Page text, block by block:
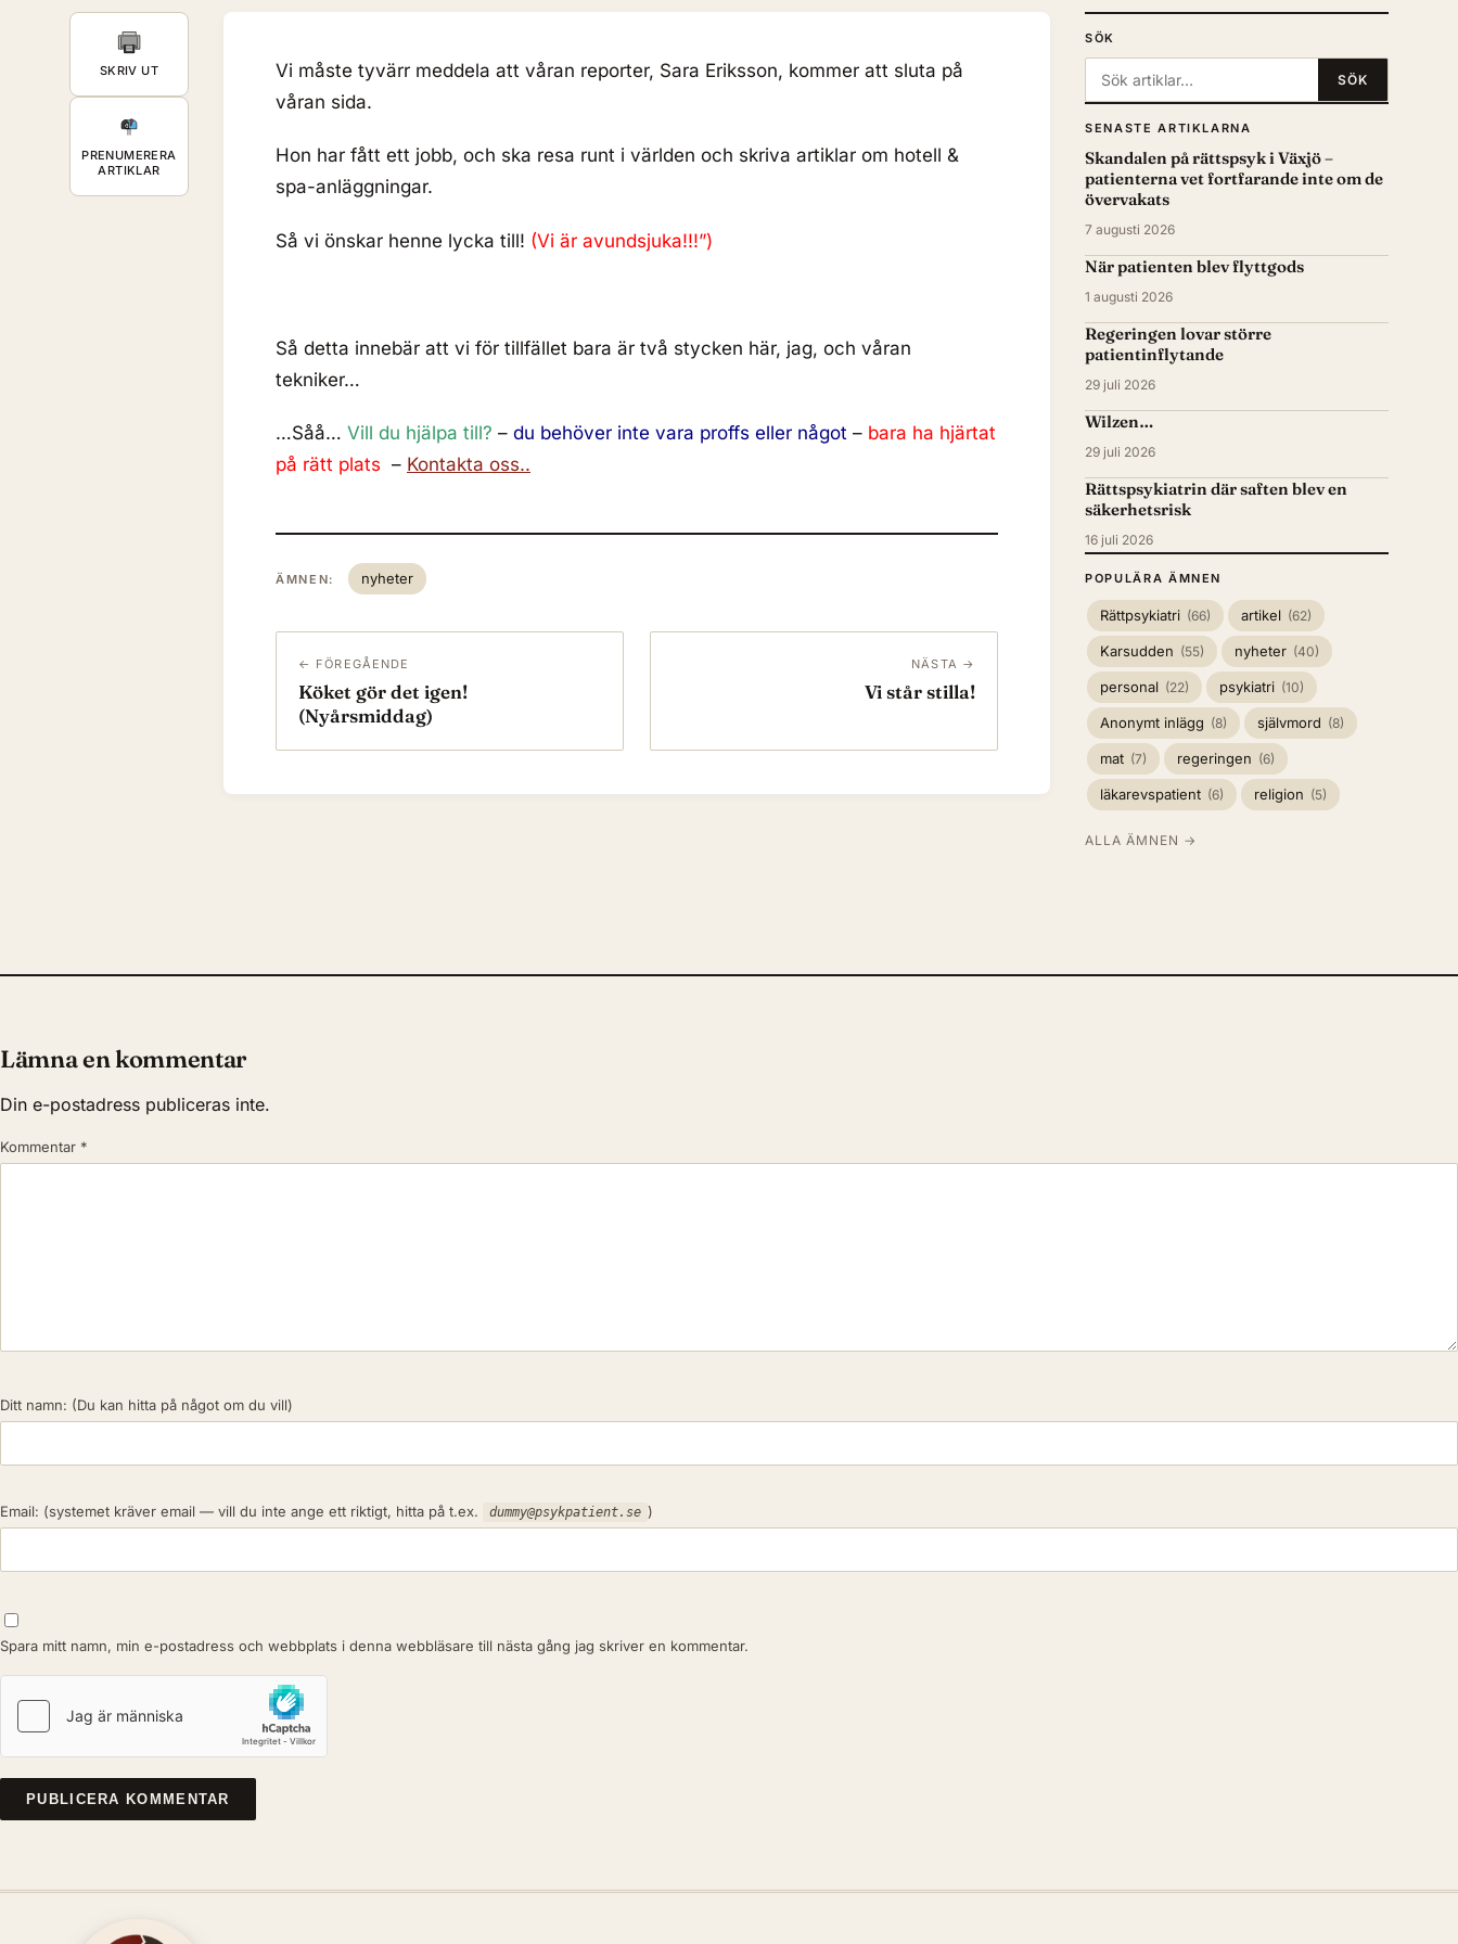
SKRIV UT
PRENUMERERA
ARTIKLAR
Vi måste tyvärr meddela att våran reporter, Sara Eriksson, kommer att sluta på
våran sida.
Hon har fått ett jobb, och ska resa runt i världen och skriva artiklar om hotell &
spa-anläggningar.
Så vi önskar henne lycka till! (Vi är avundsjuka!!!”)
Så detta innebär att vi för tillfället bara är två stycken här, jag, och våran
tekniker…
…Såå… Vill du hjälpa till? – du behöver inte vara proffs eller något – bara ha hjärtat
på rätt plats – Kontakta oss..
ÄMNEN: nyheter
← FÖREGÅENDE
Köket gör det igen!
(Nyårsmiddag)
NÄSTA →
Vi står stilla!
SÖK
Sök: SÖK
SENASTE ARTIKLARNA
Skandalen på rättspsyk i Växjö –
patienterna vet fortfarande inte om de
övervakats
7 augusti 2026
När patienten blev flyttgods
1 augusti 2026
Regeringen lovar större
patientinflytande
29 juli 2026
Wilzen…
29 juli 2026
Rättspsykiatrin där saften blev en
säkerhetsrisk
16 juli 2026
POPULÄRA ÄMNEN
Rättpsykiatri (66) artikel (62)
Karsudden (55) nyheter (40)
personal (22) psykiatri (10)
Anonymt inlägg (8) självmord (8)
mat (7) regeringen (6)
läkarevspatient (6) religion (5)
ALLA ÄMNEN →
Lämna en kommentar
Din e-postadress publiceras inte.
Kommentar *
Ditt namn: (Du kan hitta på något om du vill)
Email: (systemet kräver email — vill du inte ange ett riktigt, hitta på t.ex. dummy@psykpatient.se )
Spara mitt namn, min e-postadress och webbplats i denna webbläsare till nästa gång jag skriver en kommentar.